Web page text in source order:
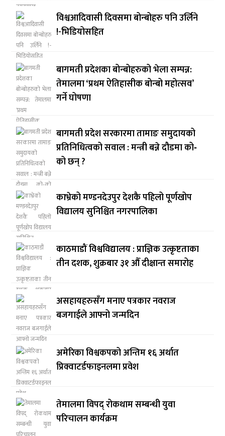
विश्वआदिवासी दिवसमा बोन्बोहरु पनि उर्लिने
!-भिडियोसहित
बागमती प्रदेशका बोन्बोहरुको भेला सम्पन्न:
तेमालमा ‘प्रथम ऐतिहासीक बोन्बो महोत्सव’
गर्ने घोषणा
बागमती प्रदेश सरकारमा तामाङ समुदायको
प्रतिनिधित्वको सवाल : मन्त्री बन्ने दौडमा को‐
को छन् ?
काभ्रेको मण्डनदेउपुर देशकै पहिलो पूर्णखोप
विद्यालय सुनिश्चित नगरपालिका
काठमाडौं विश्वविद्यालय : प्राज्ञिक उत्कृष्टताका
तीन दशक, शुक्रबार ३१ औँ दीक्षान्त समारोह
असहायहरुसँग मनाए पत्रकार नवराज
बजगाईले आफ्नो जन्मदिन
अमेरिका विश्वकपको अन्तिम १६ अर्थात
प्रिक्वाटर्डफाइनलमा प्रवेश
तेमालमा विपद् रोकथाम सम्बन्धी युवा
परिचालन कार्यक्रम